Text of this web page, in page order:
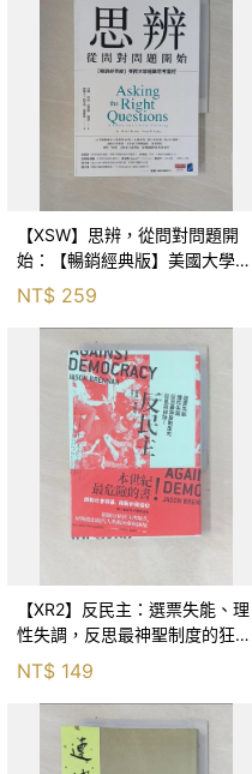
【XSW】思辨，從問對問題開
始：【暢銷經典版】美國大學邏
輯思考聖經_尼爾．布朗, 史都
華．基里, 羅耀宗, 蔡宏明, 黃賓
NT$ 259
【XR2】反民主：選票失能、理
性失調，反思最神聖制度的狂亂
NT$ 149